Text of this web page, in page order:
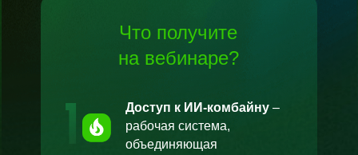
Доступ к ИИ-комбайну –
рабочая система,
объединяющая
Что получите
на вебинаре?